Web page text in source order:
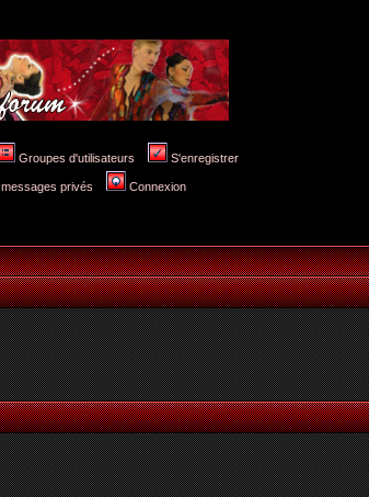
Groupes d'utilisateurs S'enregistrer
privés Connexion